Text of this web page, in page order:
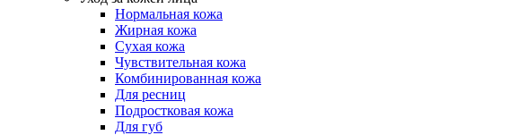
Нормальная кожа
Жирная кожа
Сухая кожа
Чувствительная кожа
Комбинированная кожа
Для ресниц
Подростковая кожа
Для губ